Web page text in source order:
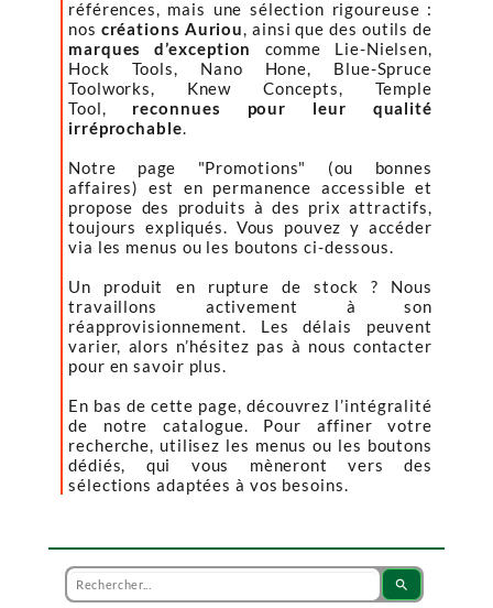
références, mais une sélection rigoureuse :
nos créations Auriou, ainsi que des outils de
marques d’exception
comme Lie-Nielsen,
Hock Tools, Nano Hone, Blue-Spruce
Toolworks, Knew Concepts, Temple
Tool, reconnues pour leur qualité
irréprochable.
Notre page "Promotions" (ou bonnes
affaires) est en permanence accessible et
propose des produits à des prix attractifs,
toujours expliqués. Vous pouvez y accéder
via les menus ou les boutons ci-dessous.
Un produit en rupture de stock ? Nous
travaillons activement à son
réapprovisionnement. Les délais peuvent
varier, alors n’hésitez pas à nous contacter
pour en savoir plus.
En bas de cette page, découvrez l’intégralité
de notre catalogue. Pour affiner votre
recherche, utilisez les menus ou les boutons
dédiés, qui vous mèneront vers des
sélections adaptées à vos besoins.
search